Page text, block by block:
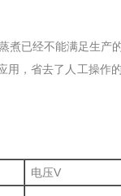
已经不能满足生产
，省去了人工操作
电压V